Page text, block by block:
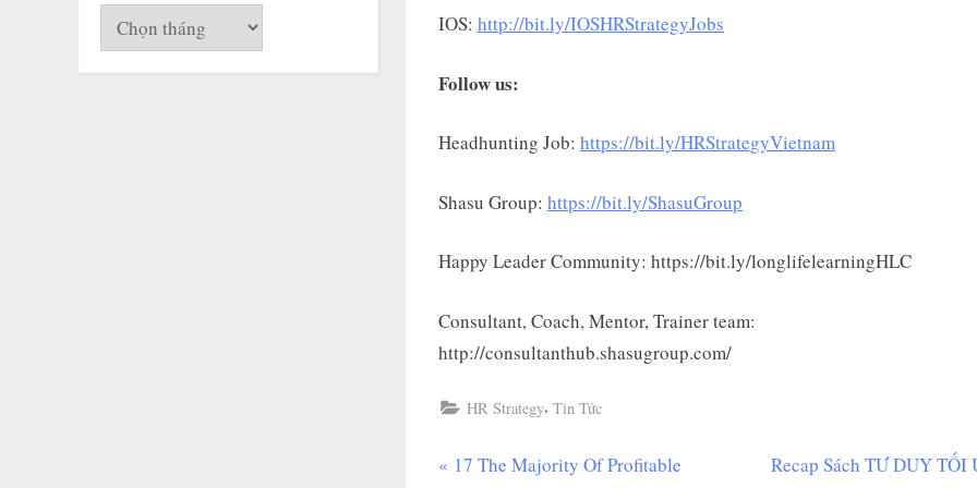
IOS: http://bit.ly/IOSHRStrategyJobs
Follow us:
Headhunting Job: https://bit.ly/HRStrategyVietnam
Shasu Group: https://bit.ly/ShasuGroup
Happy Leader Community: https://bit.ly/longlifelearningHLC
Consultant, Coach, Mentor, Trainer team:
http://consultanthub.shasugroup.com/
HR Strategy, Tin Tức
Điều
P17 The Majority Of Profitable
N
Recap Sách TƯ DUY TỐI
Lưu
trữ